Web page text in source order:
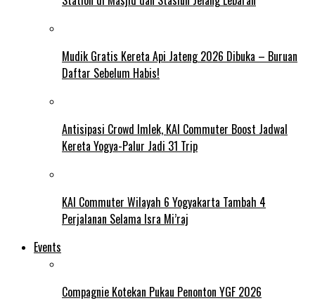
Mudik Gratis Kereta Api Jateng 2026 Dibuka – Buruan
Daftar Sebelum Habis!
Antisipasi Crowd Imlek, KAI Commuter Boost Jadwal
Kereta Yogya-Palur Jadi 31 Trip
KAI Commuter Wilayah 6 Yogyakarta Tambah 4
Perjalanan Selama Isra Mi’raj
Events
Compagnie Kotekan Pukau Penonton YGF 2026